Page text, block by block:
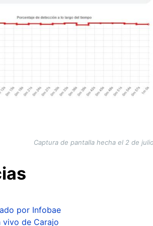
Captura de pantalla hecha el 2 de
por Infobae
vivo de Carajo